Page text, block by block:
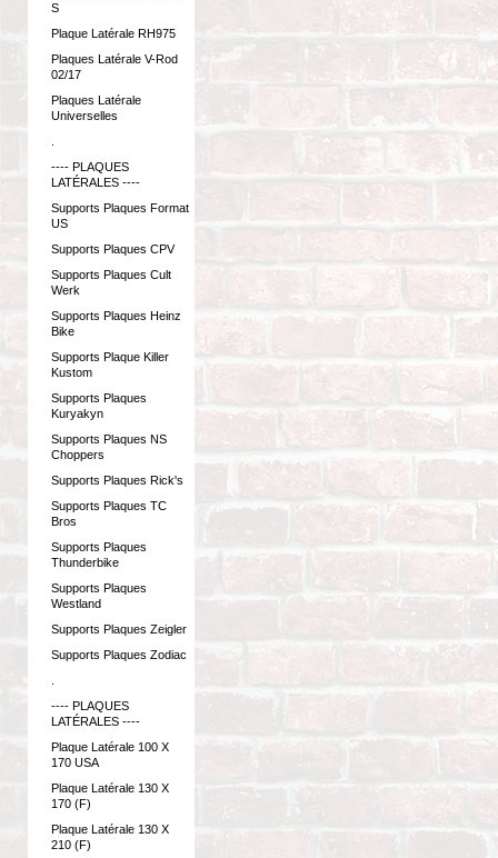
S
Plaque Latérale RH975
Plaques Latérale V-Rod
02/17
Plaques Latérale
Universelles
---- PLAQUES
LATÉRALES ----
Supports Plaques Format
US
Supports Plaques CPV
Supports Plaques Cult
Werk
Supports Plaques Heinz
Bike
Supports Plaque Killer
Kustom
Supports Plaques
Kuryakyn
Supports Plaques NS
Choppers
Supports Plaques Rick's
Supports Plaques TC
Bros
Supports Plaques
Thunderbike
Supports Plaques
Westland
Supports Plaques Zeigler
Supports Plaques Zodiac
---- PLAQUES
LATÉRALES ----
Plaque Latérale 100 X
170 USA
Plaque Latérale 130 X
170 (F)
Plaque Latérale 130 X
210 (F)